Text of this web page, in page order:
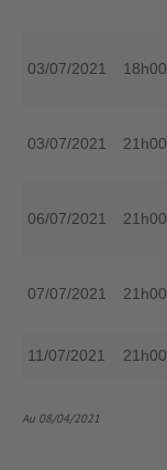
03/07/2021 18h00
03/07/2021 21h00
06/07/2021 21h00
07/07/2021 21h00
11/07/2021 21h00
Au 08/04/2021